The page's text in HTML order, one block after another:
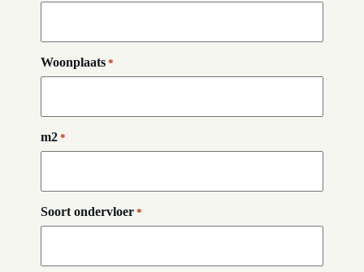
Woonplaats *
m2 *
Soort ondervloer *